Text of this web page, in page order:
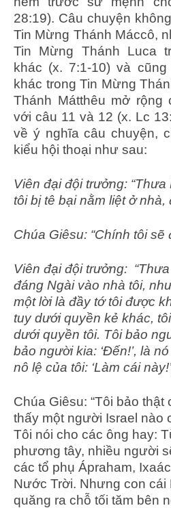
28:19). Câu chuyện
Tin Mừng Thánh Máccô,
Tin Mừng Thánh Luca
khác (x. 7:1-10) và
khác trong Tin Mừng
Thánh Mátthêu mở rộng
với câu 11 và 12 (x. Lc
về ý nghĩa câu chuyện,
kiểu hội thoại như sau:
Viên đại đội trưởng:
tôi bị tê bại nằm liệt ở nhà,
Chúa Giêsu: “Chính tôi sẽ
Viên đại đội trưởng:
đáng Ngài vào nhà tôi,
một lời là đầy tớ tôi được
tuy dưới quyền kẻ khác,
dưới quyền tôi. Tôi bảo
bảo người kia: ‘Đến!’, là
nô lệ của tôi: ‘Làm cái
Chúa Giêsu: “Tôi bảo thật
thấy một người Israel nào
Tôi nói cho các ông hay:
phương tây, nhiều người
các tổ phụ Ápraham,
Nước Trời. Nhưng con cái
quăng ra chỗ tối tăm bên